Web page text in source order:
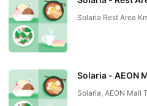
Solaria Rest Area
Solaria - AEON
Solaria, AEON Mall